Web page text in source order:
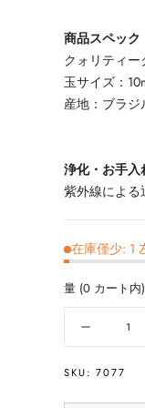
商品スペック
クォリティー
玉サイズ：
産地：ブラジ
浄化・お手入
紫外線による
在庫僅少: 1
量 (0 カート内)
を
減
SKU:7077